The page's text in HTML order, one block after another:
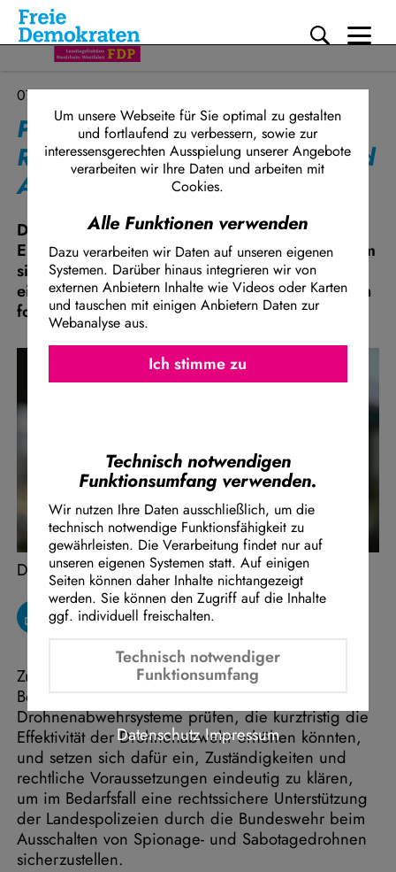
Direkt zum Inhalt
07.10.2025
Pfeil (FDP): NRW braucht klare
Regeln für Einsatz, Kontrolle und
Abwehr von Drohnen
Die FDP-Landtagsfraktion NRW bringt einen
Entschließungsantrag in den Landtag ein, in dem
sie eine umfassende Drohnenstrategie und ein
eigenes Drohnengesetz für Nordrhein-Westfalen
fordert.
Dr. Werner Pfeil
Zudem wollen die Freien Demokraten die
Beschaffung moderner Laser-
Drohnenabwehrsysteme prüfen, die kurzfristig die
Effektivität der Drohnenabwehr erhöhen könnten,
und setzen sich dafür ein, Zuständigkeiten und
rechtliche Voraussetzungen eindeutig zu klären,
um im Bedarfsfall eine rechtssichere Unterstützung
der Landespolizeien durch die Bundeswehr beim
Ausschalten von Spionage- und Sabotagedrohnen
sicherzustellen.
Um unsere Webseite für Sie optimal zu gestalten
und fortlaufend zu verbessern, sowie zur
interessensgerechten Ausspielung unserer Angebote
verarbeiten wir Ihre Daten und arbeiten mit
Cookies.
Technisch notwendigen
Funktionsumfang verwenden.
Wir nutzen Ihre Daten ausschließlich, um die
technisch notwendige Funktionsfähigkeit zu
gewährleisten. Die Verarbeitung findet nur auf
unseren eigenen Systemen statt. Auf einigen
Seiten können daher Inhalte nichtangezeigt
werden. Sie können den Zugriff auf die Inhalte
ggf. individuell freischalten.
Technisch notwendiger
Funktionsumfang
Alle Funktionen verwenden
Dazu verarbeiten wir Daten auf unseren eigenen
Systemen. Darüber hinaus integrieren wir von
externen Anbietern Inhalte wie Videos oder Karten
und tauschen mit einigen Anbietern Daten zur
Webanalyse aus.
Facebook Embed / Facebook Connect
Google Maps Embed
Ich stimme zu
Ich stimme
Datenschutz Impressum